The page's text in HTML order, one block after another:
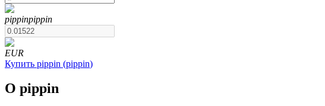
USDT-фьючерсы
Фьючерсы с использованием USDT в качестве обеспечения
pippinpippin
EUR
Купить pippin (pippin)
О pippin